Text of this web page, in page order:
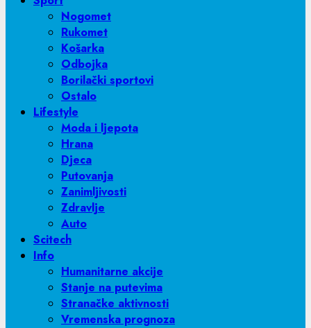
Nogomet
Rukomet
Košarka
Odbojka
Borilački sportovi
Ostalo
Lifestyle
Moda i ljepota
Hrana
Djeca
Putovanja
Zanimljivosti
Zdravlje
Auto
Scitech
Info
Humanitarne akcije
Stanje na putevima
Stranačke aktivnosti
Vremenska prognoza